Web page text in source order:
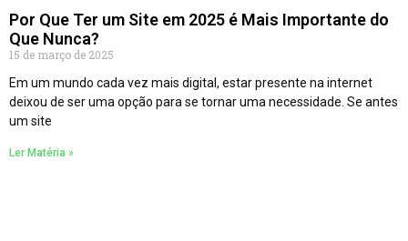
Por Que Ter um Site em 2025 é Mais Importante do
Que Nunca?
15 de março de 2025
Em um mundo cada vez mais digital, estar presente na internet
deixou de ser uma opção para se tornar uma necessidade. Se antes
um site
Ler Matéria »